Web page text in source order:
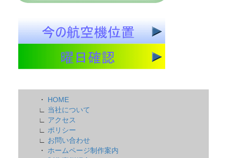
・ HOME
∟ 当社について
∟ アクセス
∟ ポリシー
∟ お問い合わせ
・ ホームページ制作案内